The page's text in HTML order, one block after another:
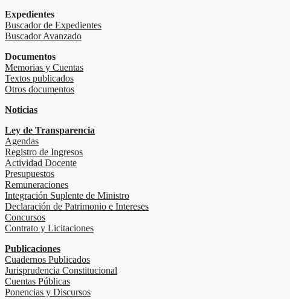
Expedientes
Buscador de Expedientes
Buscador Avanzado
Documentos
Memorias y Cuentas
Textos publicados
Otros documentos
Noticias
Ley de Transparencia
Agendas
Registro de Ingresos
Actividad Docente
Presupuestos
Remuneraciones
Integración Suplente de Ministro
Declaración de Patrimonio e Intereses
Concursos
Contrato y Licitaciones
Publicaciones
Cuadernos Publicados
Jurisprudencia Constitucional
Cuentas Públicas
Ponencias y Discursos